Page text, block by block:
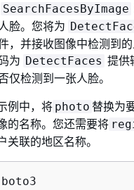
SearchFacesByImage
脸。您将为
，并接收图像中检测到
为 DetectFaces 提供
仅检测到一张人脸。
例中，将 photo 替换为
的名称。您还需要将
关联的地区名称。